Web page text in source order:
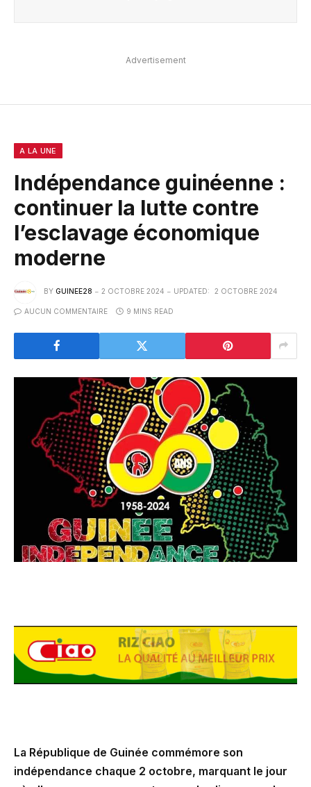
Advertisement
A LA UNE
Indépendance guinéenne :
continuer la lutte contre
l’esclavage économique
moderne
BY GUINEE28 2 OCTOBRE 2024 UPDATED: 2 OCTOBRE 2024
AUCUN COMMENTAIRE 9 MINS READ
La République de Guinée commémore son
indépendance chaque 2 octobre, marquant le jour